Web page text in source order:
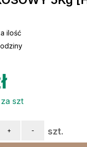
ilość
szt
+ - szt.